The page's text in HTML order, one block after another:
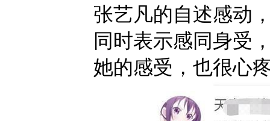
张艺凡的自述感动
同时表示感同身受
她的感受，也很心